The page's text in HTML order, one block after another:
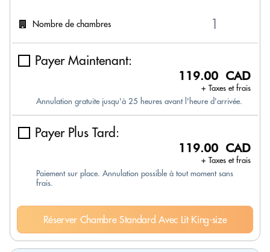
Nombre de chambres
Payer Maintenant:
119.00 CAD
+ Taxes et frais
Annulation gratuite jusqu'à 25 heures avant l'heure d'arrivée.
Payer Plus Tard:
119.00 CAD
+ Taxes et frais
Paiement sur place. Annulation possible à tout moment sans
frais.
Réserver Chambre Standard Avec Lit King-size